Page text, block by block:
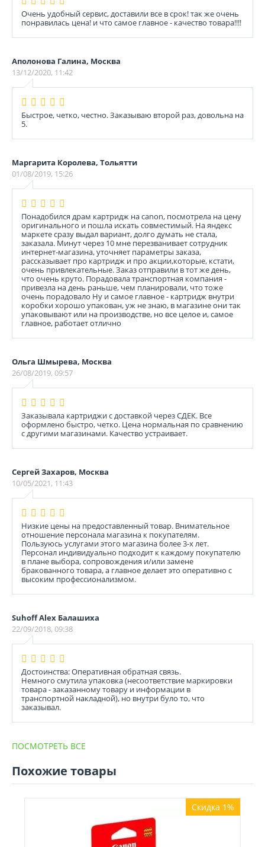
Очень удобный сервис, доставили все в срок! так же очень
понравилась цена! и что самое главное - качество товара!!!!
Аполонова Галина, Москва
13/12/2020, 11:42
Быстрое, четко, честно. Заказываю второй раз, довольна на
5.
Маргарита Королева, Тольятти
01/08/2019, 15:26
Понадобился драм картридж на canon, посмотрела на цену
оригинального и пошла искать совместимый. На яндекс
маркете сразу выдал вариант, долго думать не стала,
заказала. Минут через 10 мне перезванивает сотрудник
интернет-магазина, уточняет параметры заказа,
рассказывает про картридж и про акции,которые, кстати,
очень привлекательные. Заказ отправили в тот же день,
что очень круто. Порадовала транспортная компания -
привезла на день раньше, чем планировали, что тоже
очень порадовало Ну и самое главное - картридж внутри
коробки хорошо упакован, уж не знаю, в магазине они так
упаковывают или на производстве, но все целое и, самое
главное, работает отлично
Ольга Шмырева, Москва
26/08/2019, 09:57
Заказывала картриджи с доставкой через СДЕК. Все
оформлено быстро, четко. Цена нормальная по сравнению
с другими магазинами. Качество устраивает.
Сергей Захаров, Москва
10/05/2021, 11:43
Низкие цены на предоставленный товар. Внимательное
отношение персонала магазина к покупателям.
Пользуюсь услугами этого магазина более 3-х лет.
Персонал индивидуально подходит к каждому покупателю
в плане выбора, сопровождения и/или замене
бракованного товара, а главное делает это оперативно с
высоким профессионализмом.
Suhoff Alex Балашиха
22/09/2018, 09:38
Достоинства: Оперативная обратная связь.
Немного смутила упаковка (несоответствие маркировки
товара - заказанному товару и информации в
транспортной накладной), но внутри було то, что
заказывал.
ПОСМОТРЕТЬ ВСЕ
Похожие товары
Скидка 1%